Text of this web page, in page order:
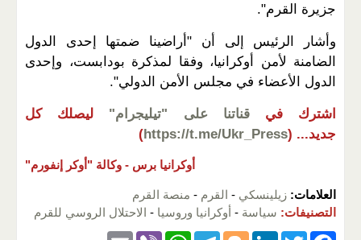
جزيرة القرم".
وأشار الرئيس إلى أن "أراضينا ضمتها إحدى الدول
الضامنة لأمن أوكرانيا، وفقا لمذكرة بودابست، وإحدى
الدول الأعضاء في مجلس الأمن الدولي".
اشترك في قناتنا على "تيليجرام"
ليصلك كل
جديد... (
https://t.me/Ukr_Press
)
أوكرانيا برس - وكالة "أوكر إنفورم"
العلامات: زيلينسكي - القرم - منصة القرم
التصنيفات: سياسة - أوكرانيا وروسيا - الاحتلال الروسي للقرم